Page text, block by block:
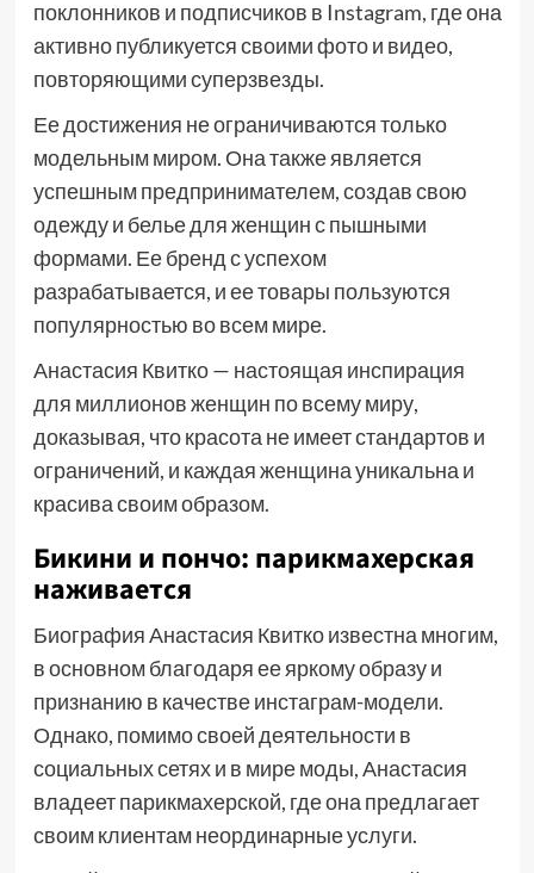
поклонников и подписчиков в Instagram, где она
активно публикуется своими фото и видео,
повторяющими суперзвезды.
Ее достижения не ограничиваются только
модельным миром. Она также является
успешным предпринимателем, создав свою
одежду и белье для женщин с пышными
формами. Ее бренд с успехом
разрабатывается, и ее товары пользуются
популярностью во всем мире.
Анастасия Квитко — настоящая инспирация
для миллионов женщин по всему миру,
доказывая, что красота не имеет стандартов и
ограничений, и каждая женщина уникальна и
красива своим образом.
Бикини и пончо: парикмахерская
наживается
Биография Анастасия Квитко известна многим,
в основном благодаря ее яркому образу и
признанию в качестве инстаграм-модели.
Однако, помимо своей деятельности в
социальных сетях и в мире моды, Анастасия
владеет парикмахерской, где она предлагает
своим клиентам неординарные услуги.